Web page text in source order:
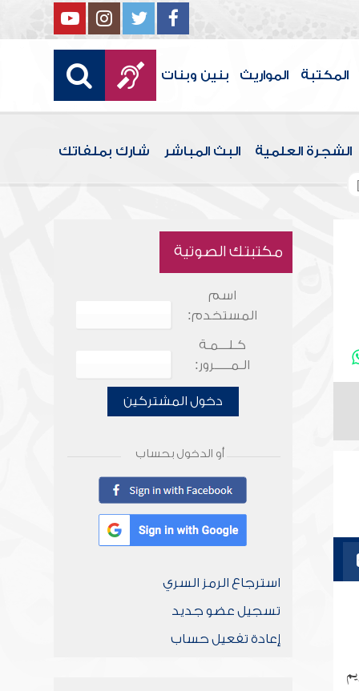
المكتبة المواريث بنين وبنات
الشجرة العلمية البث المباشر شارك بملفاتك
مكتبتك الصوتية
اسم
المستخدم:
كـلـــمـة
الـمـــــرور:
دخول المشتركين
أو الدخول بحساب
استرجاع الرمز السري
تسجيل عضو جديد
إعادة تفعيل حساب